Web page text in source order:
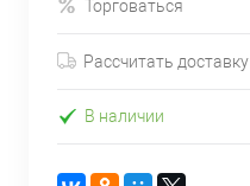
Торговаться
Рассчитать доставку
В наличии